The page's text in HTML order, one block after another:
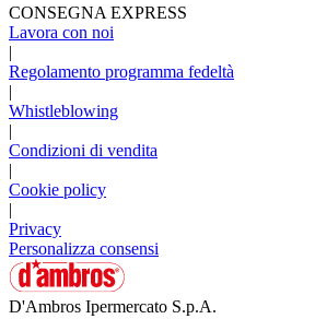
CONSEGNA EXPRESS
Lavora con noi
|
Regolamento programma fedeltà
|
Whistleblowing
|
Condizioni di vendita
|
Cookie policy
|
Privacy
Personalizza consensi
D'Ambros Ipermercato S.p.A.